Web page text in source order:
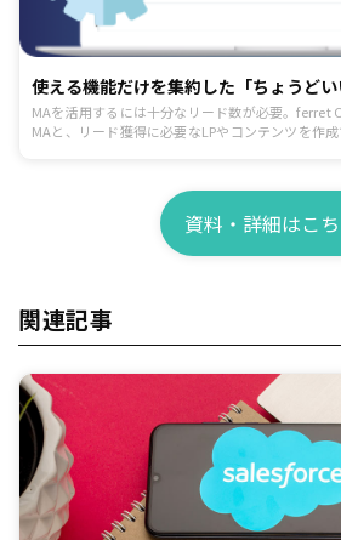
使える機能だけを集約した「ちょうど
MAを活用するには十分なリード数が必要。ferret
MAと、リード獲得に必要なLPやコンテンツを作
資料・詳細はこ
関連記事